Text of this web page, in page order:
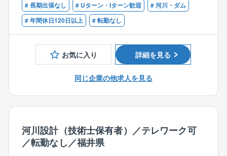
■具体的に
建設部門（河川、砂防及び海岸・海洋）では、河川、
砂防施設の改修や詳細設計業務、治山施設の調査、点
検、詳細設計業務をメインに行っています。
設計部（技術2課）の人数は現在5名。20代1名、40代1
す。
【求める人材】
■コミュニケーション能力が高い方
■協調性のある方
# 長期出張なし
# Uターン・Iターン歓迎
# 河川・ダム
# 年間休日120日以上
# 転勤なし
お気に入り 詳細を見る
同じ企業の他求人を見る
河川設計（技術士保有者）／テレワーク可
／転勤なし／福井県